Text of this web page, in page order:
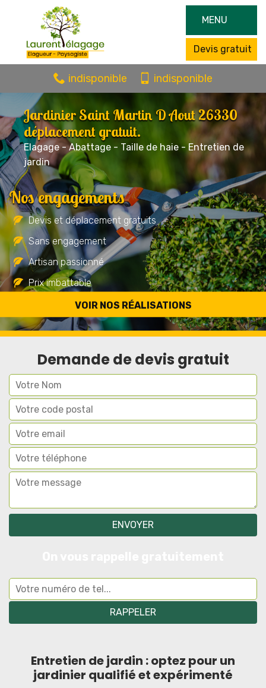
MENU
Devis gratuit
indisponible indisponible
Jardinier Saint Martin D Aout 26330
déplacement gratuit.
Elagage - Abattage - Taille de haie - Entretien de
jardin
VOIR NOS RÉALISATIONS
Nos engagements
Devis et déplacement gratuits
Sans engagement
Artisan passionné
Prix imbattable
Travail de qualité
Demande de devis gratuit
Entretien de jardin : optez pour un
jardinier qualifié et expérimenté